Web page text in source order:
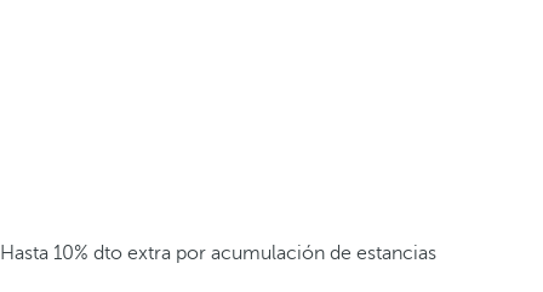
Hasta 10% dto extra por acumulación de estancias